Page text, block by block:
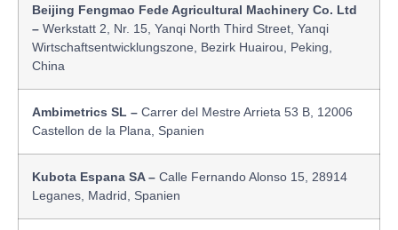
Beijing Fengmao Fede Agricultural Machinery Co. Ltd
– Werkstatt 2, Nr. 15, Yanqi North Third Street, Yanqi
Wirtschaftsentwicklungszone, Bezirk Huairou, Peking,
China
Ambimetrics SL – Carrer del Mestre Arrieta 53 B, 12006
Castellon de la Plana, Spanien
Kubota Espana SA – Calle Fernando Alonso 15, 28914
Leganes, Madrid, Spanien